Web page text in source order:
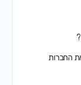
החברות